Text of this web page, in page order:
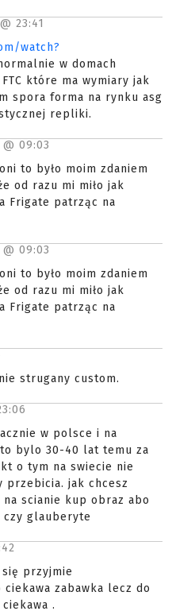
23:41
watch?
w domach
które ma wymiary jak
spora forma na rynku asg
repliki.
09:03
to było moim zdaniem
od razu mi miło jak
Frigate patrząc na
09:03
to było moim zdaniem
od razu mi miło jak
Frigate patrząc na
strugany custom.
w polsce i na
bylo 30-40 lat temu za
o tym na swiecie nie
przebicia. jak chcesz
scianie kup obraz abo
czy glauberyte
się przyjmie
ciekawa zabawka lecz do
.